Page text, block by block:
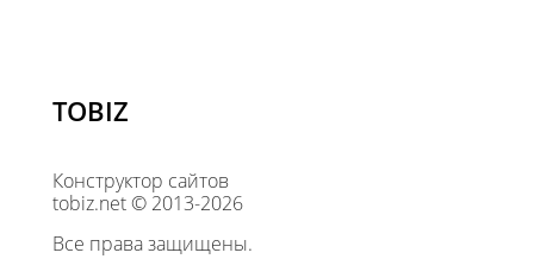
TOBIZ
Конструктор сайтов
tobiz.net © 2013-2026
Все права защищены.